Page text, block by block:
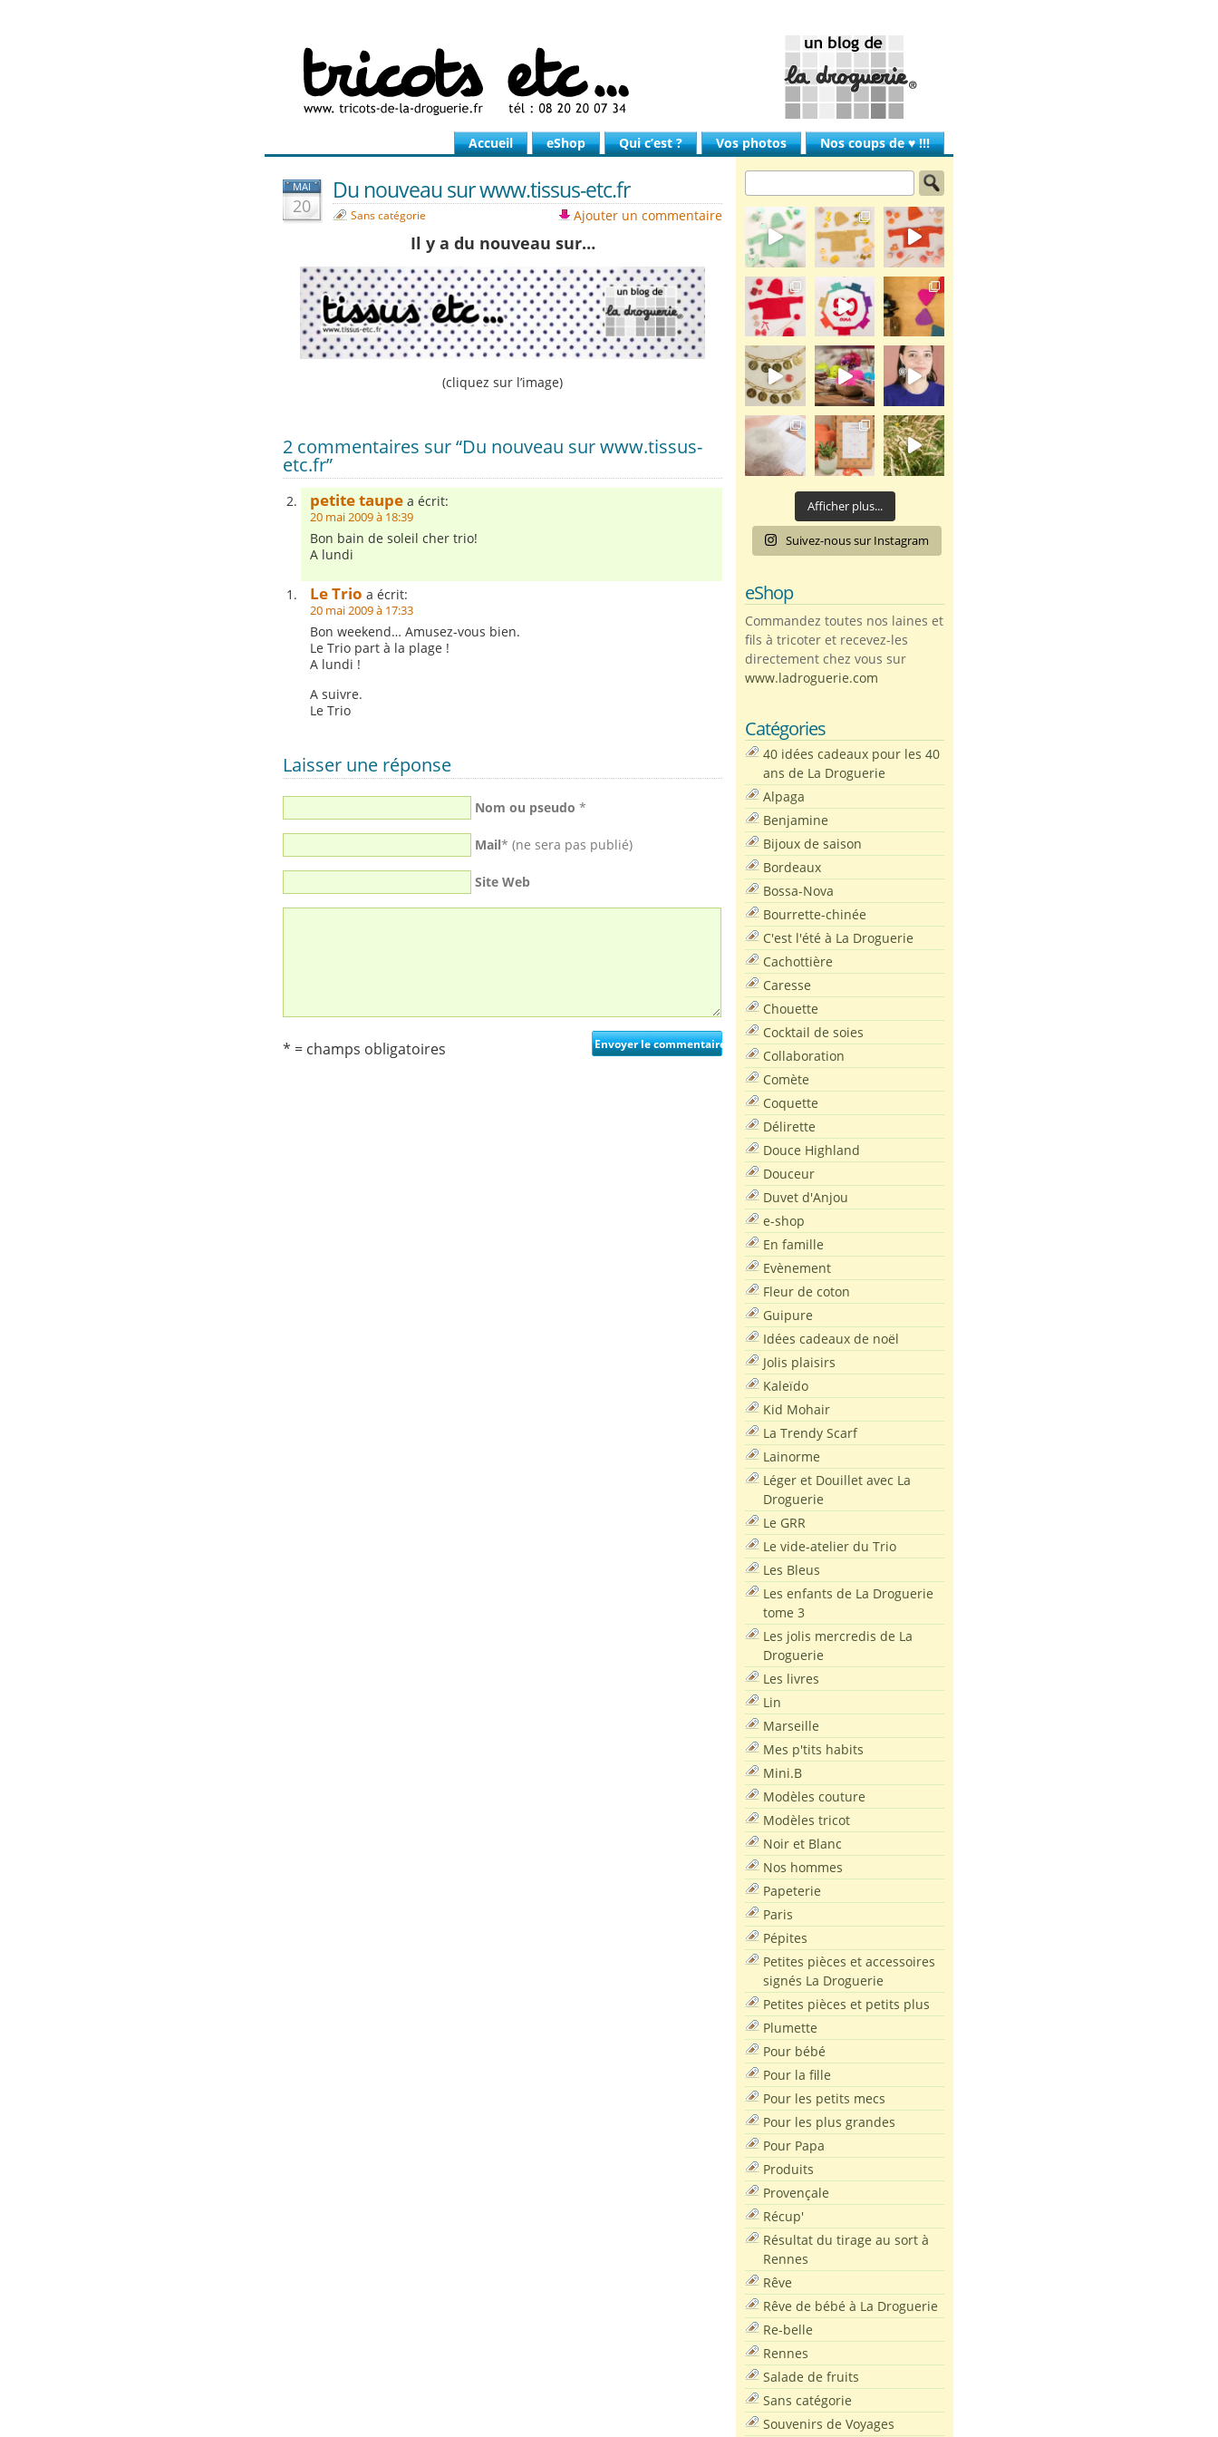
Accueil eShop Qui c’est ? Vos photos Nos coups de ♥ !!!
MAI
20
Du nouveau sur www.tissus-etc.fr
Sans catégorie Ajouter un commentaire
Il y a du nouveau sur…
(cliquez sur l’image)
2 commentaires sur “Du nouveau sur www.tissus-
etc.fr”
petite taupe a écrit:
20 mai 2009 à 18:39
Bon bain de soleil cher trio!
A lundi
Le Trio a écrit:
20 mai 2009 à 17:33
Bon weekend… Amusez-vous bien.
Le Trio part à la plage !
A lundi !
A suivre.
Le Trio
Laisser une réponse
Nom ou pseudo *
Mail* (ne sera pas publié)
Site Web
* = champs obligatoires
Afficher plus...
Suivez-nous sur Instagram
eShop
Commandez toutes nos laines et
fils à tricoter et recevez-les
directement chez vous sur
www.ladroguerie.com
Catégories
40 idées cadeaux pour les 40
ans de La Droguerie
Alpaga
Benjamine
Bijoux de saison
Bordeaux
Bossa-Nova
Bourrette-chinée
C'est l'été à La Droguerie
Cachottière
Caresse
Chouette
Cocktail de soies
Collaboration
Comète
Coquette
Délirette
Douce Highland
Douceur
Duvet d'Anjou
e-shop
En famille
Evènement
Fleur de coton
Guipure
Idées cadeaux de noël
Jolis plaisirs
Kaleïdo
Kid Mohair
La Trendy Scarf
Lainorme
Léger et Douillet avec La
Droguerie
Le GRR
Le vide-atelier du Trio
Les Bleus
Les enfants de La Droguerie
tome 3
Les jolis mercredis de La
Droguerie
Les livres
Lin
Marseille
Mes p'tits habits
Mini.B
Modèles couture
Modèles tricot
Noir et Blanc
Nos hommes
Papeterie
Paris
Pépites
Petites pièces et accessoires
signés La Droguerie
Petites pièces et petits plus
Plumette
Pour bébé
Pour la fille
Pour les petits mecs
Pour les plus grandes
Pour Papa
Produits
Provençale
Récup'
Résultat du tirage au sort à
Rennes
Rêve
Rêve de bébé à La Droguerie
Re-belle
Rennes
Salade de fruits
Sans catégorie
Souvenirs de Voyages